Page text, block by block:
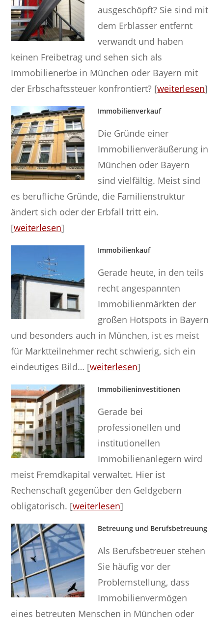
ausgeschöpft? Sie sind mit
dem Erblasser entfernt
verwandt und haben
keinen Freibetrag und sehen sich als
Immobilienerbe in München oder Bayern mit
der Erbschaftssteuer konfrontiert? [weiterlesen]
Immobilienverkauf
Die Gründe einer
Immobilienveräußerung in
München oder Bayern
sind vielfältig. Meist sind
es berufliche Gründe, die Familienstruktur
ändert sich oder der Erbfall tritt ein.
[weiterlesen]
Immobilienkauf
Gerade heute, in den teils
recht angespannten
Immobilienmärkten der
großen Hotspots in Bayern
und besonders auch in München, ist es meist
für Marktteilnehmer recht schwierig, sich ein
eindeutiges Bild… [weiterlesen]
Immobilieninvestitionen
Gerade bei
professionellen und
institutionellen
Immobilienanlegern wird
meist Fremdkapital verwaltet. Hier ist
Rechenschaft gegenüber den Geldgebern
obligatorisch. [weiterlesen]
Betreuung und Berufsbetreuung
Als Berufsbetreuer stehen
Sie häufig vor der
Problemstellung, dass
Immobilienvermögen
eines betreuten Menschen in München oder